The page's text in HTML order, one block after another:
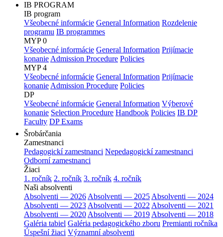
IB PROGRAM
IB program
Všeobecné informácie General Information Rozdelenie
programu IB programmes
MYP 0
Všeobecné informácie General Information Prijímacie
konanie Admission Procedure Policies
MYP 4
Všeobecné informácie General Information Prijímacie
konanie Admission Procedure Policies
DP
Všeobecné informácie General Information Výberové
konanie Selection Procedure Handbook Policies IB DP
Faculty DP Exams
Šrobárčania
Zamestnanci
Pedagogickí zamestnanci Nepedagogickí zamestnanci
Odborní zamestnanci
Žiaci
1. ročník 2. ročník 3. ročník 4. ročník
Naši absolventi
Absolventi — 2026 Absolventi — 2025 Absolventi — 2024
Absolventi — 2023 Absolventi — 2022 Absolventi — 2021
Absolventi — 2020 Absolventi — 2019 Absolventi — 2018
Galéria tabiel Galéria pedagogického zboru Premianti ročníka
Úspešní žiaci Významní absolventi